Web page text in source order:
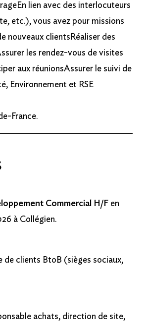
lien avec des interlocuteurs
etc.), vous avez pour missions
nouveaux clientsRéaliser des
les rendez-vous de visites
aux réunionsAssurer le suivi de
Environnement et RSE
France.
Commercial H/F en
à Collégien.
de clients BtoB (sièges sociaux,
achats, direction de site,